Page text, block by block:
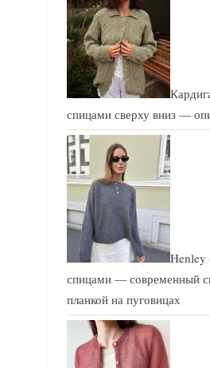
спицами сверху вниз —
Henley
спицами — современный
планкой на пуговицах